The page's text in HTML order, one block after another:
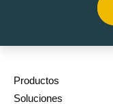
Productos
Soluciones